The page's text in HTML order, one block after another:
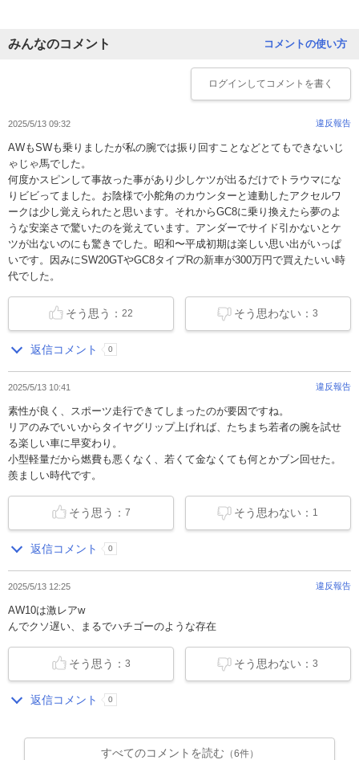
コメントの使い方
みんなのコメント
ログイン してコメントを書く
2025/5/13 09:32 違反報告
AWもSWも乗りましたが私の腕では振り回すことなどとてもできないじ
ゃじゃ馬でした。
何度かスピンして事故った事があり少しケツが出るだけでトラウマにな
りビビってました。お陰様で小舵角のカウンターと連動したアクセルワ
ークは少し覚えられたと思います。それからGC8に乗り換えたら夢のよ
うな安楽さで驚いたのを覚えています。アンダーでサイド引かないとケ
ツが出ないのにも驚きでした。昭和〜平成初期は楽しい思い出がいっぱ
いです。因みにSW20GTやGC8タイプRの新車が300万円で買えたいい時
代でした。
そう思わない：3
そう思う：22
返信コメント 0
2025/5/13 10:41 違反報告
素性が良く、スポーツ走行できてしまったのが要因ですね。
リアのみでいいからタイヤグリップ上げれば、たちまち若者の腕を試せ
る楽しい車に早変わり。
小型軽量だから燃費も悪くなく、若くて金なくても何とかブン回せた。
羨ましい時代です。
そう思わない： 1
そう思う： 7
返信コメント 0
2025/5/13 12:25 違反報告
AW10は激レアw
んでクソ遅い、まるでハチゴーのような存在
そう思わない：3
そう思う： 3
返信コメント 0
すべてのコメントを読む （6件）